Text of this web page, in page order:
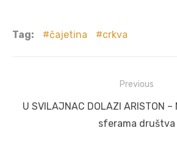
Tag: čajetina crkva
navigation
Previous
Previous
U SVILAJNAC DOLAZI ARISTON
sferama društva